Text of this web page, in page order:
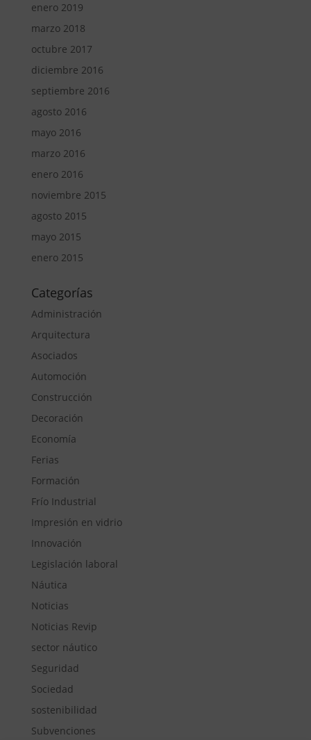
enero 2019
marzo 2018
octubre 2017
diciembre 2016
septiembre 2016
agosto 2016
mayo 2016
marzo 2016
enero 2016
noviembre 2015
agosto 2015
mayo 2015
enero 2015
Categorías
Administración
Arquitectura
Asociados
Automoción
Construcción
Decoración
Economía
Ferias
Formación
Frío Industrial
Impresión en vidrio
Innovación
Legislación laboral
Náutica
Noticias
Noticias Revip
sector náutico
Seguridad
Sociedad
sostenibilidad
Subvenciones